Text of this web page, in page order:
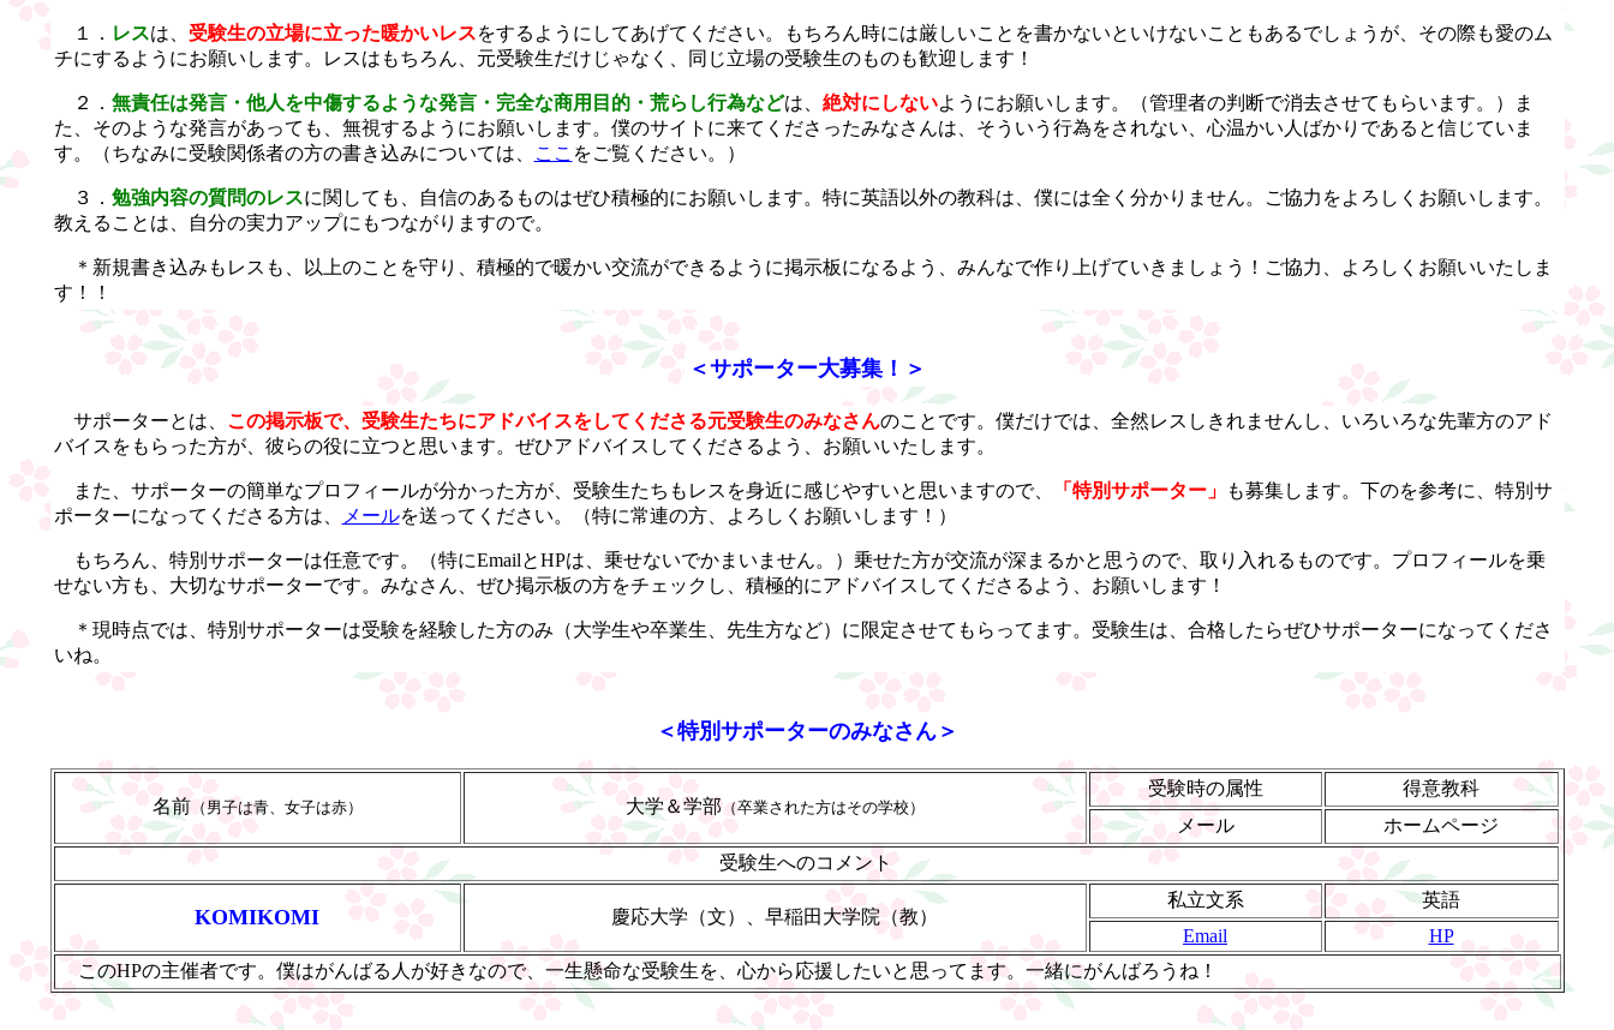
１． レスは、 受験生の立場に立った暖かいレスをするようにしてあげてください。もちろん時には厳しいことを書かないといけないこともあるでしょうが、その際も愛のム
チにするようにお願いします。レスはもちろん、元受験生だけじゃなく、同じ立場の受験生のものも歓迎します！
２． 無責任は発言・他人を中傷するような発言・完全な商用目的・荒らし行為などは、 絶対にしないようにお願いします。（管理者の判断で消去させてもらいます。）ま
た、そのような発言があっても、無視するようにお願いします。僕のサイトに来てくださったみなさんは、そういう行為をされない、心温かい人ばかりであると信じていま
す。（ちなみに受験関係者の方の書き込みについては、
ここ をご覧ください。）
３． 勉強内容の質問のレスに関しても、自信のあるものはぜひ積極的にお願いします。特に英語以外の教科は、僕には全く分かりません。ご協力をよろしくお願いします。
教えることは、自分の実力アップにもつながりますので。
＊新規書き込みもレスも、以上のことを守り、積極的で暖かい交流ができるように掲示板になるよう、みんなで作り上げていきましょう！ご協力、よろしくお願いいたしま
す！！
＜サポーター大募集！＞
サポーターとは、 この掲示板で、受験生たちにアドバイスをしてくださる元受験生のみなさんのことです。僕だけでは、全然レスしきれませんし、いろいろな先輩方のアド
バイスをもらった方が、彼らの役に立つと思います。ぜひアドバイスしてくださるよう、お願いいたします。
また、サポーターの簡単なプロフィールが分かった方が、受験生たちもレスを身近に感じやすいと思いますので、 「特別サポーター」
も募集します。下のを参考に、特別サ
ポーターになってくださる方は、
メールを送ってください。（特に常連の方、よろしくお願いします！）
もちろん、特別サポーターは任意です。（特にEmailとHPは、乗せないでかまいません。）乗せた方が交流が深まるかと思うので、取り入れるものです。プロフィールを乗
せない方も、大切なサポーターです。みなさん、ぜひ掲示板の方をチェックし、積極的にアドバイスしてくださるよう、お願いします！
＊現時点では、特別サポーターは受験を経験した方のみ（大学生や卒業生、先生方など）に限定させてもらってます。受験生は、合格したらぜひサポーターになってくださ
いね。
＜特別サポーターのみなさん＞
名前（男子は青、女子は赤） 大学＆学部 （卒業された方はその学校）
受験時の属性
得意教科
メール
ホームページ
受験生へのコメント
KOMIKOMI 慶応大学（文）、早稲田大学院（教）
私立文系
英語
Email
HP
このHPの主催者です。僕はがんばる人が好きなので、一生懸命な受験生を、心から応援したいと思ってます。一緒にがんばろうね！